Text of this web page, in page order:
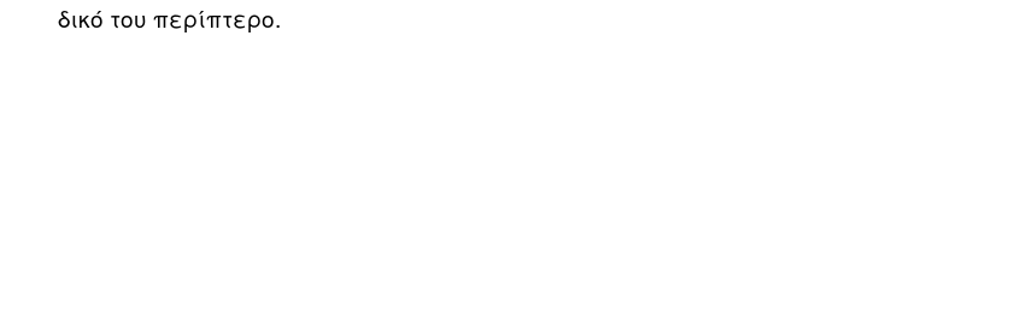
δικό του περίπτερο.